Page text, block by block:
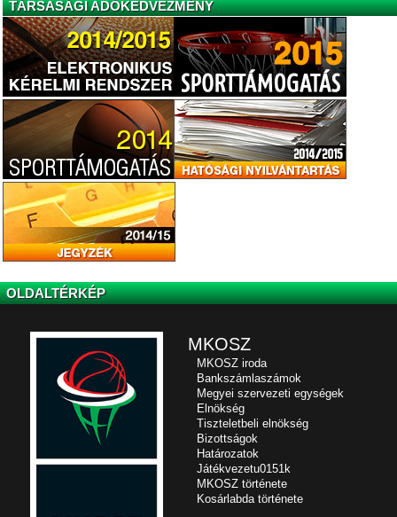
TÁRSASÁGI ADÓKEDVEZMÉNY
OLDALTÉRKÉP
MKOSZ
MKOSZ iroda
Bankszámlaszámok
Megyei szervezeti egységek
Elnökség
Tiszteletbeli elnökség
Bizottságok
Határozatok
Játékvezetu0151k
MKOSZ története
Kosárlabda története